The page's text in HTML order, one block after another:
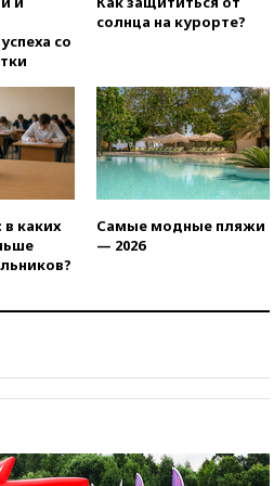
нежелательной организацией
вчера, 23:15
время урагана
вчера, 22:55В Москве в
пятницу ожидаются ливни
вчера, 22:35 Винисиус
продлил контракт с «Реалом»
до 2032 года
вчера, 22:28
добропольском направлении
со
солнца на курорте?
каких
Самые модные пляжи
— 2026